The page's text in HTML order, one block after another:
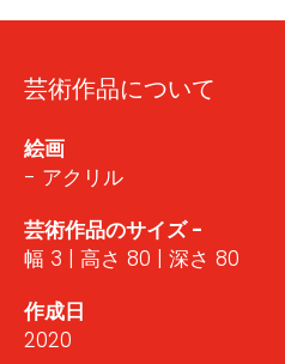
芸術作品について
絵画
- アクリル
芸術作品のサイズ -
幅 3 | 高さ 80 | 深さ 80
作成日
2020